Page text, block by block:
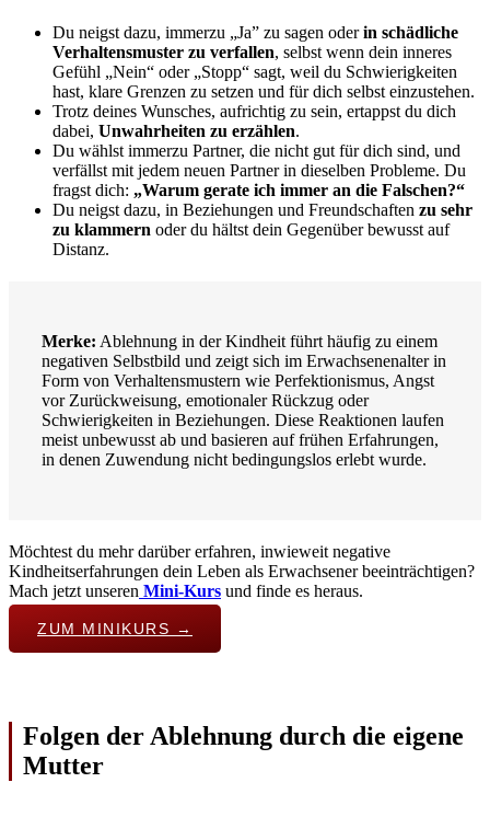
Du neigst dazu, immerzu „Ja” zu sagen oderin schädliche
Verhaltensmuster zu verfallen, selbst wenn dein inneres
Gefühl „Nein“ oder „Stopp“ sagt, weil du Schwierigkeiten
hast, klare Grenzen zu setzen und für dich selbst einzustehen.
Trotz deines Wunsches, aufrichtig zu sein, ertappst du dich
dabei, Unwahrheiten zu erzählen.
Du wählst immerzu Partner, die nicht gut für dich sind, und
verfällst mit jedem neuen Partner in dieselben Probleme. Du
fragst dich: „Warum gerate ich immer an die Falschen?“
Du neigst dazu, in Beziehungen und Freundschaften zu sehr
zu klammern oder du hältst dein Gegenüber bewusst auf
Distanz.
Merke: Ablehnung in der Kindheit führt häufig zu einem
negativen Selbstbild und zeigt sich im Erwachsenenalter in
Form von Verhaltensmustern wie Perfektionismus, Angst
vor Zurückweisung, emotionaler Rückzug oder
Schwierigkeiten in Beziehungen. Diese Reaktionen laufen
meist unbewusst ab und basieren auf frühen Erfahrungen,
in denen Zuwendung nicht bedingungslos erlebt wurde.
Möchtest du mehr darüber erfahren, inwieweit negative
Kindheitserfahrungen dein Leben als Erwachsener beeinträchtigen?
Mach jetzt unseren Mini-Kurs und finde es heraus.
ZUM MINIKURS →
Folgen der Ablehnung durch die eigene
Mutter